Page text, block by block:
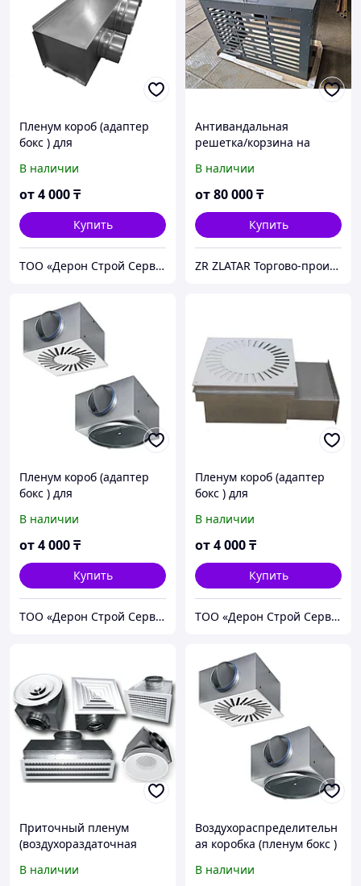
Пленум короб (адаптер
бокс ) для
приточных решеток
В наличии
от4 000₸
Купить
ТОО «Дерон Строй Сервис» г. Астана
Антивандальная
решетка/корзина на
кондиционера
В наличии
от80 000₸
Купить
ZR ZLATAR Торгово-производственная Компания.
Пленум короб (адаптер
бокс ) для
вытяжных решеток.
В наличии
от4 000₸
Купить
ТОО «Дерон Строй Сервис» г. Астана
Пленум короб (адаптер
бокс ) для
потолочных решеток.
В наличии
от4 000₸
Купить
ТОО «Дерон Строй Сервис» г. Астана
Приточный пленум
(воздухораздаточная
диффузоров.
В наличии
Воздухораспределительн
ая коробка (пленум бокс )
диффузоров.
В наличии